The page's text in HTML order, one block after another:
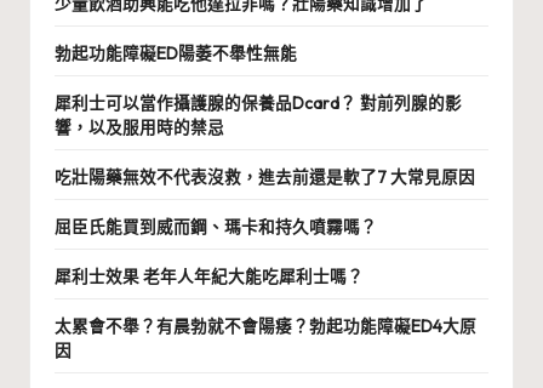
勃起功能障礙ED陽萎不舉性無能
犀利士可以當作攝護腺的保養品Dcard？ 對前列腺的影
響，以及服用時的禁忌
吃壯陽藥無效不代表沒救，進去前還是軟了7 大常見原因
屈臣氏能買到威而鋼、瑪卡和持久噴霧嗎？
犀利士效果 老年人年紀大能吃犀利士嗎？
太累會不舉？有晨勃就不會陽痿？勃起功能障礙ED4大原
因